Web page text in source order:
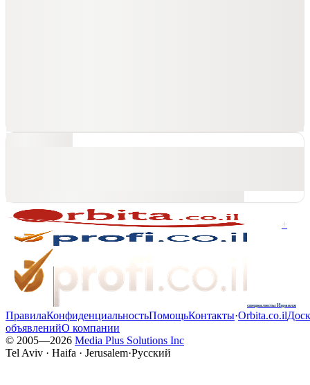
+
специалисты Израиля
ПравилаКонфиденциальностьПомощьКонтакты·Orbita.co.il
объявленийО компании
© 2005—2026 Media Plus Solutions Inc
Tel Aviv · Haifa · Jerusalem·Русский